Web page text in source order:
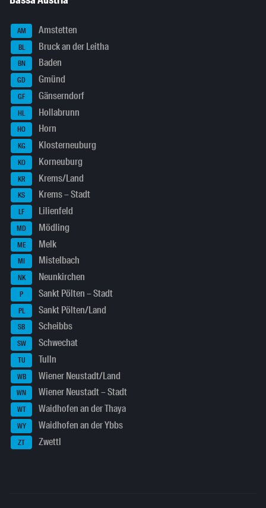
AM Amstetten
BL Bruck an der Leitha
BN Baden
GD Gmünd
GF Gänserndorf
HL Hollabrunn
HO Horn
KG Klosterneuburg
KO Korneuburg
KR Krems/Land
KS Krems – Stadt
LF Lilienfeld
MD Mödling
ME Melk
MI Mistelbach
NK Neunkirchen
P Sankt Pölten – Stadt
PL Sankt Pölten/Land
SB Scheibbs
SW Schwechat
TU Tulln
WB Wiener Neustadt/Land
WN Wiener Neustadt – Stadt
WT Waidhofen an der Thaya
WY Waidhofen an der Ybbs
ZT Zwettl